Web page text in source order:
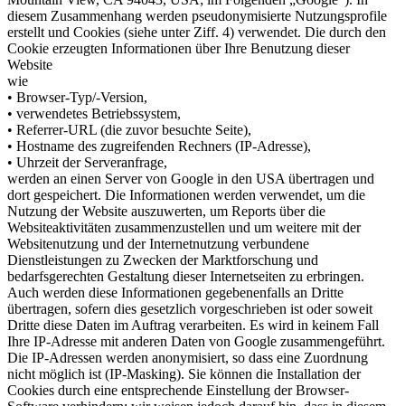
diesem Zusammenhang werden pseudonymisierte Nutzungsprofile
erstellt und Cookies (siehe unter Ziff. 4) verwendet. Die durch den
Cookie erzeugten Informationen über Ihre Benutzung dieser
Website
wie
• Browser-Typ/-Version,
• verwendetes Betriebssystem,
• Referrer-URL (die zuvor besuchte Seite),
• Hostname des zugreifenden Rechners (IP-Adresse),
• Uhrzeit der Serveranfrage,
werden an einen Server von Google in den USA übertragen und
dort gespeichert. Die Informationen werden verwendet, um die
Nutzung der Website auszuwerten, um Reports über die
Websiteaktivitäten zusammenzustellen und um weitere mit der
Websitenutzung und der Internetnutzung verbundene
Dienstleistungen zu Zwecken der Marktforschung und
bedarfsgerechten Gestaltung dieser Internetseiten zu erbringen.
Auch werden diese Informationen gegebenenfalls an Dritte
übertragen, sofern dies gesetzlich vorgeschrieben ist oder soweit
Dritte diese Daten im Auftrag verarbeiten. Es wird in keinem Fall
Ihre IP-Adresse mit anderen Daten von Google zusammengeführt.
Die IP-Adressen werden anonymisiert, so dass eine Zuordnung
nicht möglich ist (IP-Masking). Sie können die Installation der
Cookies durch eine entsprechende Einstellung der Browser-